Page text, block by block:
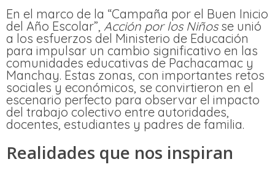
En el marco de la “Campaña por el Buen Inicio
del Año Escolar”, Acción por los Niñosse unió
a los esfuerzos del Ministerio de Educación
para impulsar un cambio significativo en las
comunidades educativas de Pachacamac y
Manchay. Estas zonas, con importantes retos
sociales y económicos, se convirtieron en el
escenario perfecto para observar el impacto
del trabajo colectivo entre autoridades,
docentes, estudiantes y padres de familia.
Realidades que nos inspiran